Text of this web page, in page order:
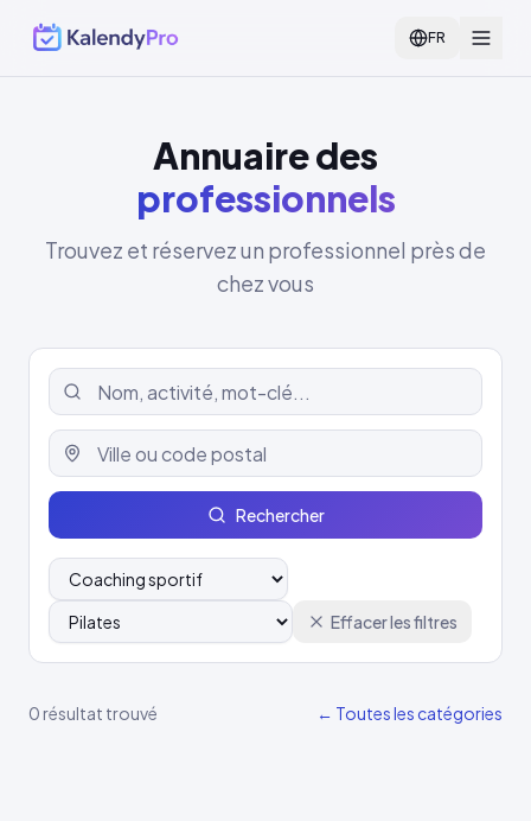
FR
Annuaire des
professionnels
Trouvez et réservez un professionnel près de
chez vous
Rechercher
Effacer les filtres
0 résultat trouvé ← Toutes les catégories